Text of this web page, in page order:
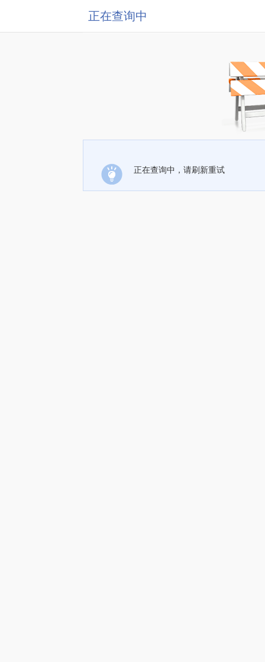
正在查询中
正在查询中，请刷新重试